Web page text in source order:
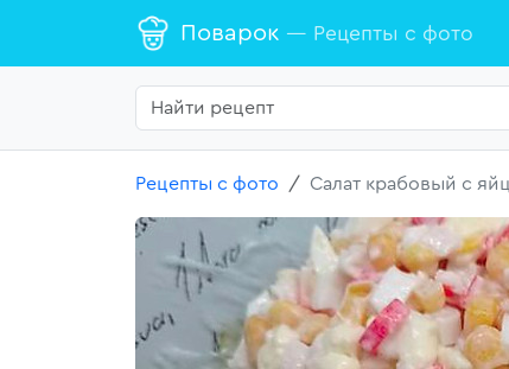
Поварок — Рецепты с фото
Рецепты с фото Салат крабовый с